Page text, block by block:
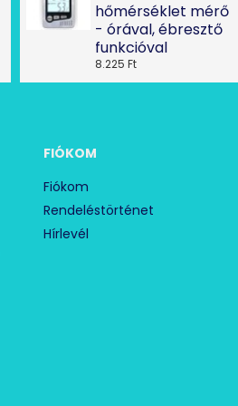
hőmérséklet mérő
- órával, ébresztő
funkcióval
8.225 Ft
FIÓKOM
Fiókom
Rendeléstörténet
Hírlevél